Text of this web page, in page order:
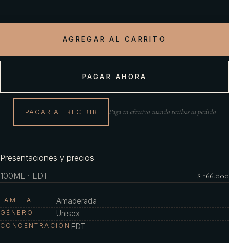
AGREGAR AL CARRITO
PAGAR AHORA
PAGAR AL RECIBIR Paga en efectivo cuando recibas tu pedido
Presentaciones y precios
100ML · EDT
$ 166.000
FAMILIA Amaderada
GÉNERO Unisex
CONCENTRACIÓN EDT